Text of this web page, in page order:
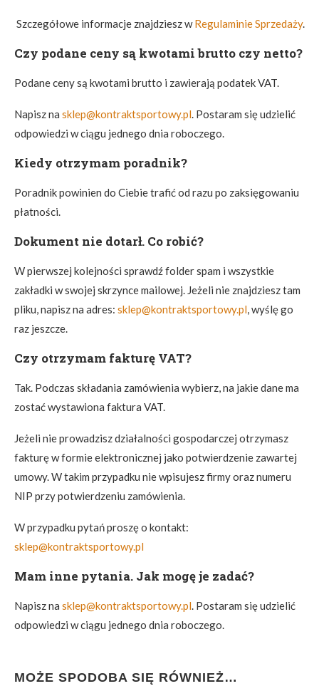
Szczegółowe informacje znajdziesz wRegulaminie Sprzedaży.
Czy podane ceny są kwotami brutto czy netto?
Podane ceny są kwotami brutto i zawierają podatek VAT.
Napisz na sklep@kontraktsportowy.pl. Postaram się udzielić
odpowiedzi w ciągu jednego dnia roboczego.
Kiedy otrzymam poradnik?
Poradnik powinien do Ciebie trafić od razu po zaksięgowaniu
płatności.
Dokument nie dotarł. Co robić?
W pierwszej kolejności sprawdź folder spam i wszystkie
zakładki w swojej skrzynce mailowej. Jeżeli nie znajdziesz tam
pliku, napisz na adres: sklep@kontraktsportowy.pl, wyślę go
raz jeszcze.
Czy otrzymam fakturę VAT?
Tak. Podczas składania zamówienia wybierz, na jakie dane ma
zostać wystawiona faktura VAT.
Jeżeli nie prowadzisz działalności gospodarczej otrzymasz
fakturę w formie elektronicznej jako potwierdzenie zawartej
umowy. W takim przypadku nie wpisujesz firmy oraz numeru
NIP przy potwierdzeniu zamówienia.
W przypadku pytań proszę o kontakt:
sklep@kontraktsportowy.pl
Mam inne pytania. Jak mogę je zadać?
Napisz na sklep@kontraktsportowy.pl. Postaram się udzielić
odpowiedzi w ciągu jednego dnia roboczego.
MOŻE SPODOBA SIĘ RÓWNIEŻ…